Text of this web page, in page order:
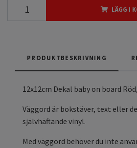
LÄGG I
PRODUKTBESKRIVNING
12x12cm Dekal baby on board
Väggord är bokstäver, text eller
självhäftande vinyl.
Med väggord behöver du inte